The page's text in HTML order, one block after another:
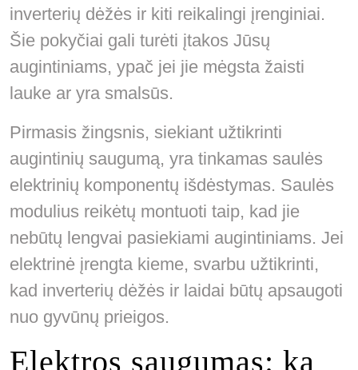
inverterių dėžės ir kiti reikalingi įrenginiai.
Šie pokyčiai gali turėti įtakos Jūsų
augintiniams, ypač jei jie mėgsta žaisti
lauke ar yra smalsūs.
Pirmasis žingsnis, siekiant užtikrinti
augintinių saugumą, yra tinkamas saulės
elektrinių komponentų išdėstymas. Saulės
modulius reikėtų montuoti taip, kad jie
nebūtų lengvai pasiekiami augintiniams. Jei
elektrinė įrengta kieme, svarbu užtikrinti,
kad inverterių dėžės ir laidai būtų apsaugoti
nuo gyvūnų prieigos.
Elektros saugumas: ką